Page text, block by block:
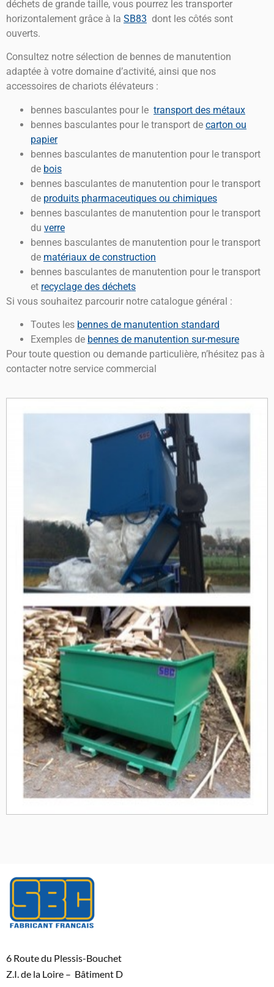
déchets de grande taille, vous pourrez les transporter
horizontalement grâce à la SB83 dont les côtés sont
ouverts.
Consultez notre sélection de bennes de manutention
adaptée à votre domaine d’activité, ainsi que nos
accessoires de chariots élévateurs :
bennes basculantes pour le transport des métaux
bennes basculantes pour le transport de carton ou
papier
bennes basculantes de manutention pour le transport
de bois
bennes basculantes de manutention pour le transport
de produits pharmaceutiques ou chimiques
bennes basculantes de manutention pour le transport
du verre
bennes basculantes de manutention pour le transport
de matériaux de construction
bennes basculantes de manutention pour le transport
et recyclage des déchets
Si vous souhaitez parcourir notre catalogue général :
Toutes les bennes de manutention standard
Exemples de bennes de manutention sur-mesure
Pour toute question ou demande particulière, n’hésitez pas à
contacter notre service commercial
6 Route du Plessis-Bouchet
Z.I. de la Loire – Bâtiment D